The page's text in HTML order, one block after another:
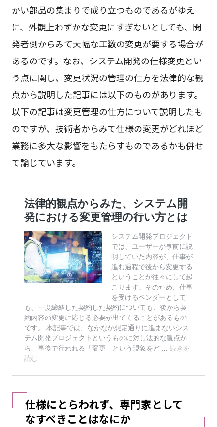
かい部品の集まりで成り立つものであるがゆえ
に、外観上わずかな変更にすぎないとしても、開
発者側からみて大幅な工数の変更が要する場合が
あるのです。なお、システム開発の仕様変更とい
う点に関し、変更状況の管理の仕方を法律的な観
点から説明した記事には以下のものがあります。
以下の記事は変更管理の仕方について説明したも
のですが、技術者からみて仕様の変更がどれほど
業務に多大な影響をもたらすものであるかも併せ
て論じています。
仕様にとらわれず、専門家として
なすべきことはなにか